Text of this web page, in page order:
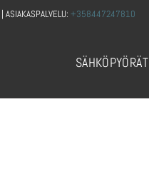
| ASIAKASPALVELU:+358447247810
SÄHKÖPYÖRÄT